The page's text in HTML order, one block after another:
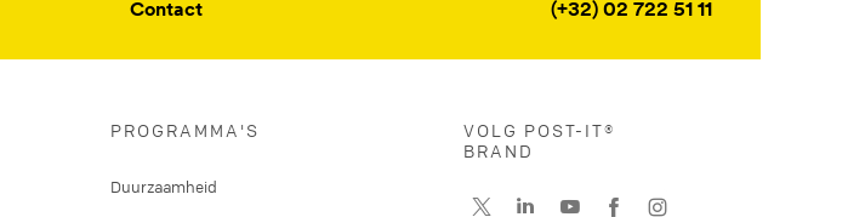
Contact (+32) 02 722 51 11
PROGRAMMA'S
Duurzaamheid
VOLG POST-IT®
BRAND